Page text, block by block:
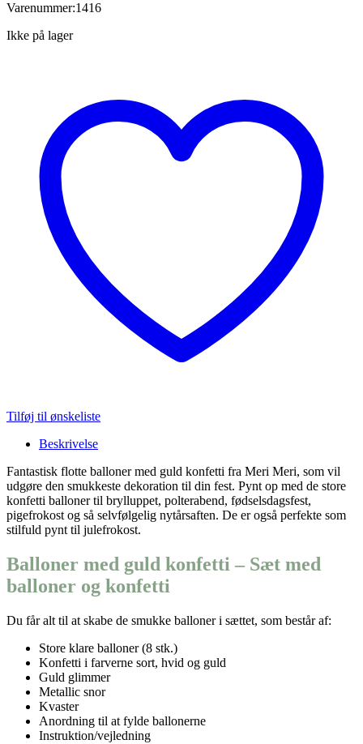
pris
kr.108,00.
pris
Varenummer:1416
Ikke på lager
Tilføj til ønskeliste
Beskrivelse
Fantastisk flotte balloner med guld konfetti fra Meri Meri, som vil
udgøre den smukkeste dekoration til din fest. Pynt op med de store
konfetti balloner til brylluppet, polterabend, fødselsdagsfest,
pigefrokost og så selvfølgelig nytårsaften. De er også perfekte som
stilfuld pynt til julefrokost.
Balloner med guld konfetti – Sæt med
balloner og konfetti
Du får alt til at skabe de smukke balloner i sættet, som består af:
Store klare balloner (8 stk.)
Konfetti i farverne sort, hvid og guld
Guld glimmer
Metallic snor
Kvaster
Anordning til at fylde ballonerne
Instruktion/vejledning